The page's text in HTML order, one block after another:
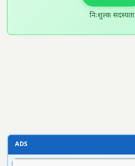
निःशुल्क सदस्यता
ADS